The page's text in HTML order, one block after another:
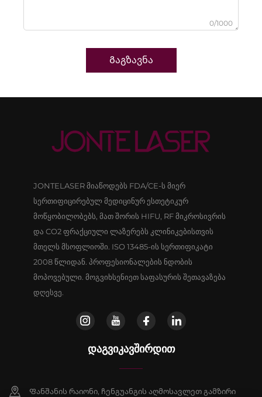
0/1000
Გაგზავნა
JONTELASER მიაწოდებს FDA/CE-ს მიერ
სერთიფიცირებულ მედიცინურ ესთეტიკურ
მოწყობილობებს, მათ შორის HIFU, RF მიკროსივრის
და CO2 ფრაქციული ლაზერებს კლინიკებისთვის
მთელს მსოფლიოში. ISO 13485-ის სერთიფიკატი
2008 წლიდან. პროფესიონალების ნდობის
მოპოვებული. მოგვიხსენიეთ საფასურის შეთავაზება
დღესვე.
ᲓᲐᲒᲕᲘᲙᲐᲕᲨᲘᲠᲓᲘᲗ
Ფანშანის რაიონი, ჩენგუანგის აღმოსავლეთ გამზირი